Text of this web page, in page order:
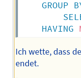
GROUP
HAVING
Ich wette, dass
endet.